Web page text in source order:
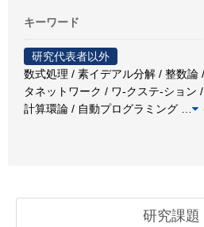
キーワード
研究代表者以外
数式処理 / 素イデアル分解 / 整数論
タネットワーク / ワ-クステ-ション
計算環論 / 自動プログラミング
研究課題